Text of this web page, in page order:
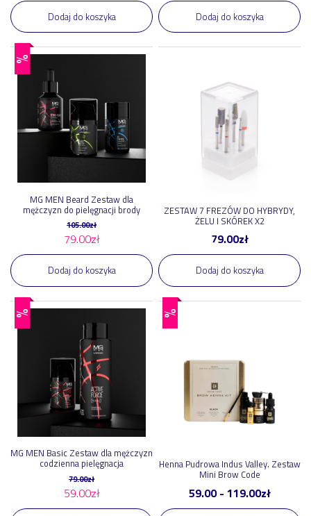
Dodaj do koszyka Dodaj do koszyka
%
MG MEN Beard Zestaw dla
mężczyzn do pielęgnacji brody
105.00zł
79.00zł
Dodaj do koszyka
ZESTAW 7 FREZÓW DO HYBRYDY,
ŻELU I SKÓREK X2
79.00zł
Dodaj do koszyka
%
MG MEN Basic Zestaw dla mężczyzn
codzienna pielęgnacja
79.00zł
59.00zł
%
Henna Pudrowa Indus Valley. Zestaw
Mini Brow Code
59.00- 119.00zł